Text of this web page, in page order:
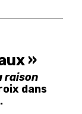
»
raison
dans
.